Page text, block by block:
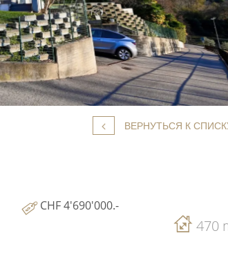
ВЕРНУТЬСЯ К
CHF 4'690'000.-
470